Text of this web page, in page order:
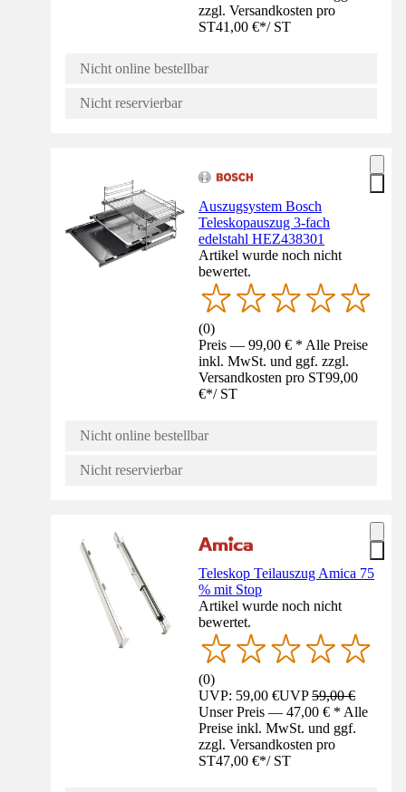
zzgl. Versandkosten pro
ST41,00 €*/ ST
Nicht online bestellbar
Nicht reservierbar
Auszugsystem Bosch
Teleskopauszug 3-fach
edelstahl HEZ438301
Artikel wurde noch nicht
bewertet.
(0)
Preis — 99,00 € * Alle Preise
inkl. MwSt. und ggf. zzgl.
Versandkosten pro ST99,00
€*/ ST
Nicht online bestellbar
Nicht reservierbar
Teleskop Teilauszug Amica 75
% mit Stop
Artikel wurde noch nicht
bewertet.
(0)
UVP: 59,00 €UVP59,00 €
Unser Preis — 47,00 € * Alle
Preise inkl. MwSt. und ggf.
zzgl. Versandkosten pro
ST47,00 €*/ ST